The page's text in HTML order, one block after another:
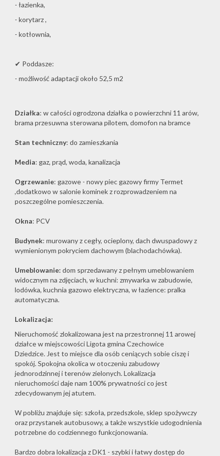
- łazienka,
- korytarz ,
- kotłownia,
✔ Poddasze:
- możliwość adaptacji około 52,5 m2
Działka: w całości ogrodzona działka o powierzchni 11 arów,
brama przesuwna sterowana pilotem, domofon na bramce
Stan techniczny: do zamieszkania
Media: gaz, prąd, woda, kanalizacja
Ogrzewanie: gazowe - nowy piec gazowy firmy Termet
,dodatkowo w salonie kominek z rozprowadzeniem na
poszczególne pomieszczenia.
Okna: PCV
Budynek: murowany z cegły, ocieplony, dach dwuspadowy z
wymienionym pokryciem dachowym (blachodachówka).
Umeblowanie: dom sprzedawany z pełnym umeblowaniem
widocznym na zdjęciach, w kuchni: zmywarka w zabudowie,
lodówka, kuchnia gazowo elektryczna, w łazience: pralka
automatyczna.
Lokalizacja:
Nieruchomość zlokalizowana jest na przestronnej 11 arowej
działce w miejscowości Ligota gmina Czechowice
Dziedzice. Jest to miejsce dla osób ceniących sobie ciszę i
spokój. Spokojna okolica w otoczeniu zabudowy
jednorodzinnej i terenów zielonych. Lokalizacja
nieruchomości daje nam 100% prywatności co jest
zdecydowanym jej atutem.
W pobliżu znajduje się: szkoła, przedszkole, sklep spożywczy
oraz przystanek autobusowy, a także wszystkie udogodnienia
potrzebne do codziennego funkcjonowania.
Bardzo dobra lokalizacja z DK1 - szybki i łatwy dostęp do